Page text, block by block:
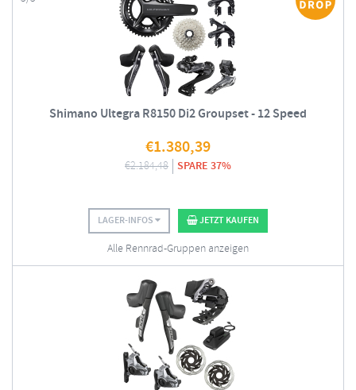
Shimano Ultegra R8150 Di2 Groupset - 12 Speed
€1.380,39
€2.184,48 SPARE 37%
LAGER-INFOS JETZT KAUFEN
Alle Rennrad-Gruppen anzeigen